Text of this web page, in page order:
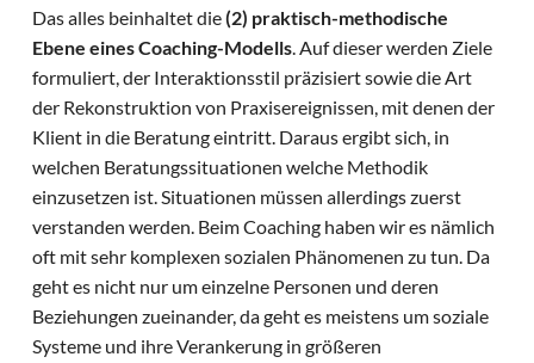
Das alles beinhaltet die(2) praktisch-methodische
Ebene eines Coaching-Modells. Auf dieser werden Ziele
formuliert, der Interaktionsstil präzisiert sowie die Art
der Rekonstruktion von Praxisereignissen, mit denen der
Klient in die Beratung eintritt. Daraus ergibt sich, in
welchen Beratungssituationen welche Methodik
einzusetzen ist. Situationen müssen allerdings zuerst
verstanden werden. Beim Coaching haben wir es nämlich
oft mit sehr komplexen sozialen Phänomenen zu tun. Da
geht es nicht nur um einzelne Personen und deren
Beziehungen zueinander, da geht es meistens um soziale
Systeme und ihre Verankerung in größeren